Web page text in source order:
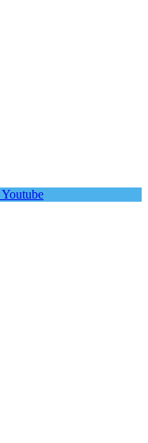
Youtube